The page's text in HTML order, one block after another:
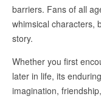
barriers. Fans of all
whimsical characters,
story.
Whether you first
later in life, its
imagination,